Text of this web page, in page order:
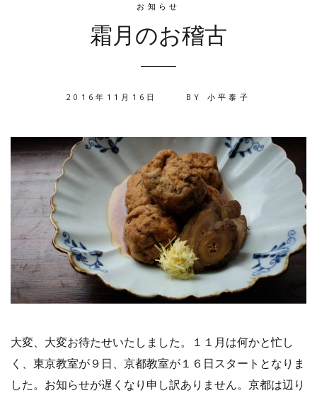
お知らせ
霜月のお稽古
2016年11月16日 BY 小平泰子
大変、大変お待たせいたしました。１１月は何かと忙し
く、東京教室が９日、京都教室が１６日スタートとなりま
した。お知らせが遅くなり申し訳ありません。京都は辺り